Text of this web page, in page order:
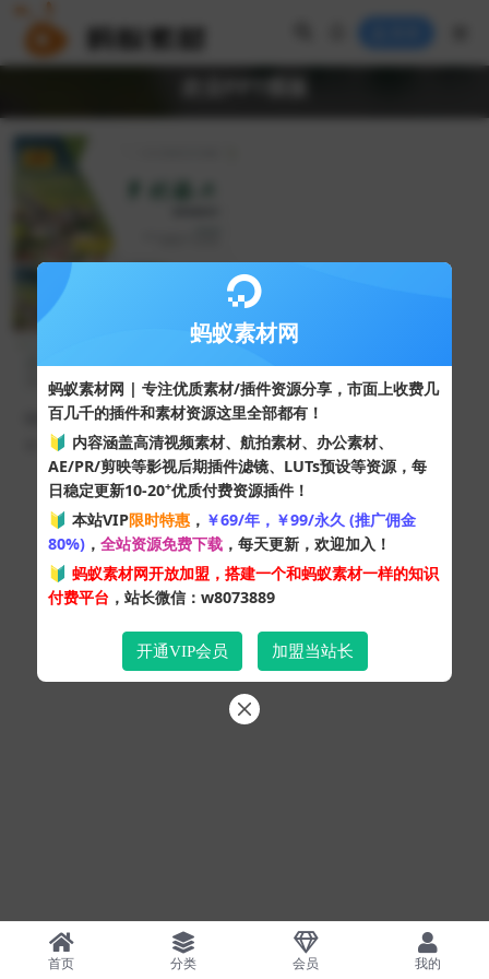
绿色田野背景“乡村振兴”建设
美丽新农村PPT模板
92 10
Copyright © 2024蚂蚁素材网- 版权所有 All rights reserved.
粤ICP备19095528号
XML网站地图HTML网站地图 百度地图
SQL：43
Pages：0.31848s
首页 分类 会员 我的
蚂蚁素材网
蚂蚁素材网 | 专注优质素材/插件资源分享，市面上收费几
百几千的插件和素材资源这里全部都有！
🔰 内容涵盖高清视频素材、航拍素材、办公素材、
AE/PR/剪映等影视后期插件滤镜、LUTs预设等资源，每
日稳定更新10-20+优质付费资源插件！
🔰 本站VIP限时特惠 ， ￥69/年，￥99/永久 (推广佣金
80%) ， 全站资源免费下载 ，每天更新，欢迎加入！
🔰 蚂蚁素材网开放加盟，搭建一个和蚂蚁素材一样的知识
付费平台 ，站长微信：w8073889
开通VIP会员 加盟当站长